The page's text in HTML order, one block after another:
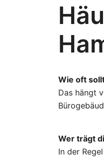
Wie oft
Das hängt
Wer trägt
In der